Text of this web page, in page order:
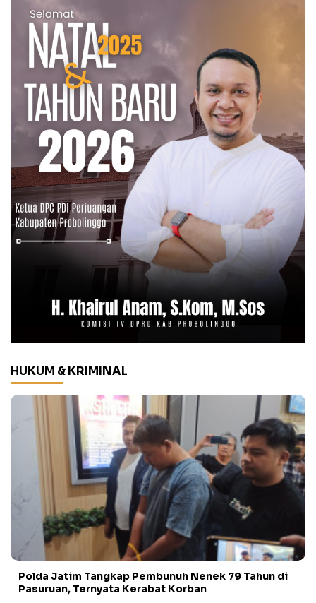
HUKUM & KRIMINAL
Polda Jatim Tangkap Pembunuh Nenek 79 Tahun di
Pasuruan, Ternyata Kerabat Korban